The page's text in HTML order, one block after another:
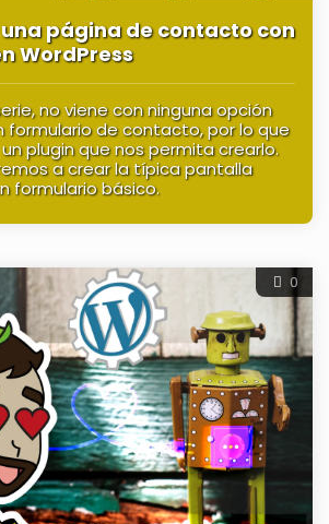
página de contacto con
WordPress
no viene con ninguna opción
formulario de contacto, por lo que
plugin que nos permita crearlo.
a crear la típica pantalla
formulario básico.
0